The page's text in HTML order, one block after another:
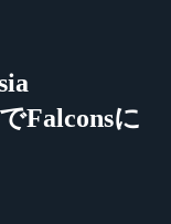
Falconsに